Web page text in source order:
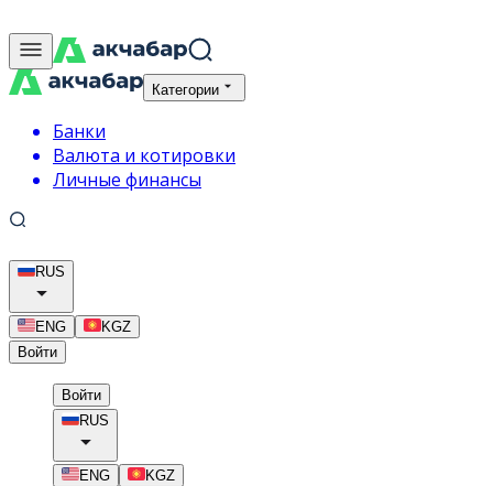
Категории
Банки
Валюта и котировки
Личные финансы
RUS
ENG
KGZ
Войти
Войти
RUS
ENG KGZ